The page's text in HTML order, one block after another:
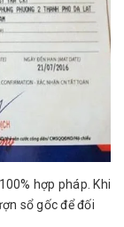
hợp pháp. Khi
sổ gốc để đối